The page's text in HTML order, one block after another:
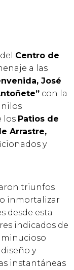
Centro de
a las
José
con la
los Patios de
Arrastre,
y
triunfos
inmortalizar
desde esta
indicados de
minucioso
y
instantáneas